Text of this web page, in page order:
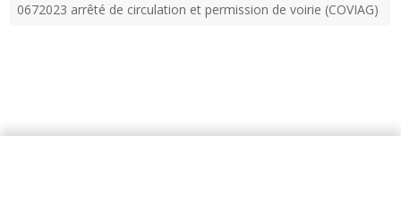
0672023 arrêté de circulation et permission de voirie (COVIAG)